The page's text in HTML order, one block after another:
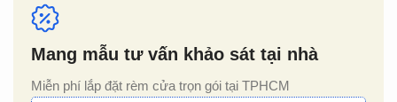
Mang mẫu tư vấn khảo sát tại nhà
Miễn phí lắp đặt rèm cửa trọn gói tại TPHCM